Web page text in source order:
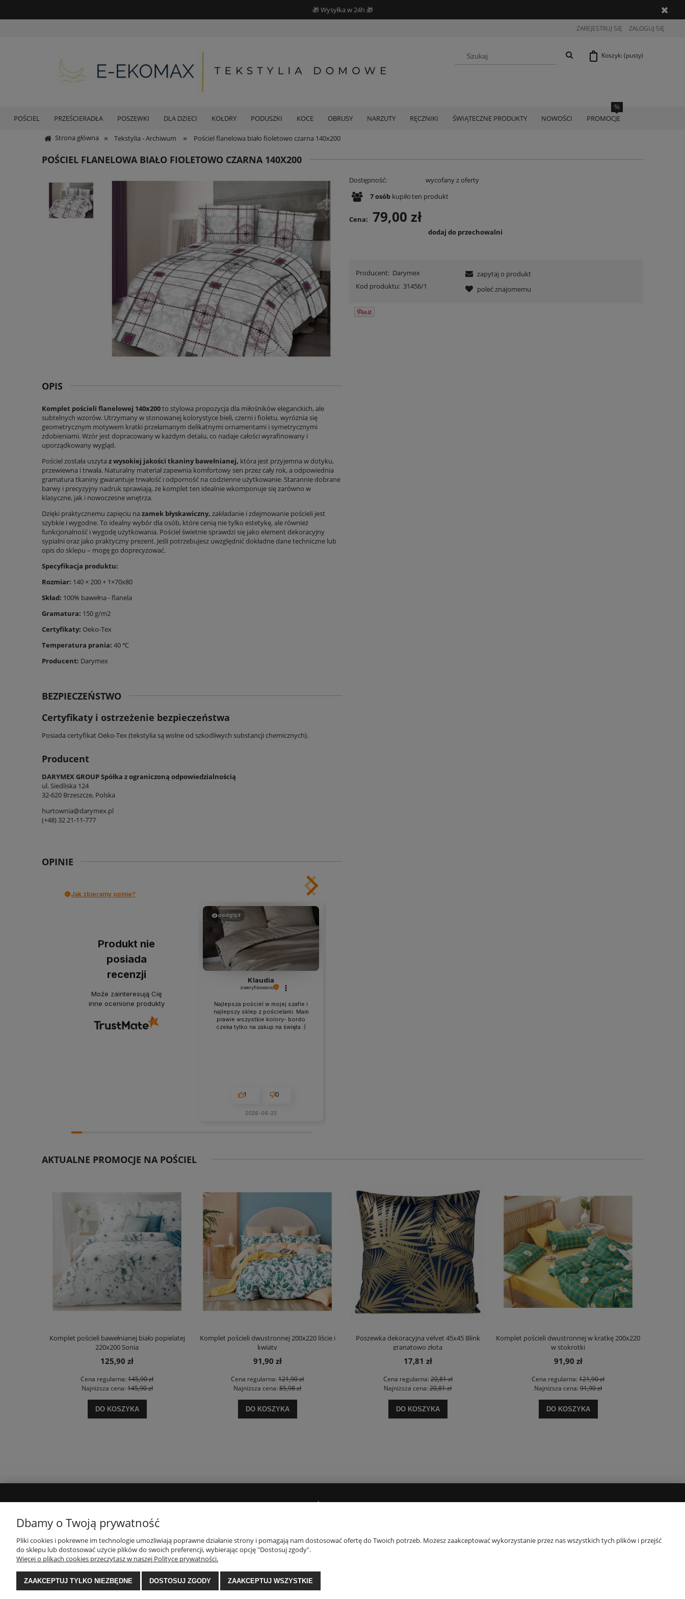
🎁 Wysyłka w 24h 🎁
ZAREJESTRUJ SIĘ ZALOGUJ SIĘ
Koszyk: (pusty)
POŚCIEL PRZEŚCIERADŁA POSZEWKI DLA DZIECI KOŁDRY PODUSZKI KOCE OBRUSY NARZUTY RĘCZNIKI ŚWIĄTECZNE PRODUKTY NOWOŚCI PROMOCJE
Strona główna » Tekstylia - Archiwum » Pościel flanelowa biało fioletowo czarna 140x200
POŚCIEL FLANELOWA BIAŁO FIOLETOWO CZARNA 140X200
Dostępność:
wycofany z oferty
7osóbkupiłoten produkt
Cena: 79,00 zł
dodaj do przechowalni
Producent: Darymex
Kod produktu: 31456/1
zapytaj o produkt
poleć znajomemu
OPIS
Komplet pościeli flanelowej 140x200to stylowa propozycja dla miłośników eleganckich, ale
subtelnych wzorów. Utrzymany w stonowanej kolorystyce bieli, czerni i fioletu, wyróżnia się
geometrycznym motywem kratki przełamanym delikatnymi ornamentami i symetrycznymi
zdobieniami. Wzór jest dopracowany w każdym detalu, co nadaje całości wyrafinowany i
uporządkowany wygląd.
Pościel została uszyta z wysokiej jakości tkaniny bawełnianej, która jest przyjemna w dotyku,
przewiewna i trwała. Naturalny materiał zapewnia komfortowy sen przez cały rok, a odpowiednia
gramatura tkaniny gwarantuje trwałość i odporność na codzienne użytkowanie. Starannie dobrane
barwy i precyzyjny nadruk sprawiają, że komplet ten idealnie wkomponuje się zarówno w
klasyczne, jak i nowoczesne wnętrza.
Dzięki praktycznemu zapięciu na zamek błyskawiczny, zakładanie i zdejmowanie pościeli jest
szybkie i wygodne. To idealny wybór dla osób, które cenią nie tylko estetykę, ale również
funkcjonalność i wygodę użytkowania. Pościel świetnie sprawdzi się jako element dekoracyjny
sypialni oraz jako praktyczny prezent. Jeśli potrzebujesz uwzględnić dokładne dane techniczne lub
opis do sklepu – mogę go doprecyzować.
Specyfikacja produktu:
Rozmiar: 140 × 200 + 1×70x80
Skład: 100% bawełna - flanela
Gramatura: 150 g/m2
Certyfikaty: Oeko-Tex
Temperatura prania: 40 ℃
Producent: Darymex
BEZPIECZEŃSTWO
Certyfikaty i ostrzeżenie bezpieczeństwa
Posiada certyfikat Oeko-Tex (tekstylia są wolne od szkodliwych substancji chemicznych).
Producent
DARYMEX GROUP Spółka z ograniczoną odpowiedzialnością
ul. Siedliska 124
32-620 Brzeszcze, Polska
hurtownia@darymex.pl
(+48) 32 21-11-777
OPINIE
Jak zbieramy opinie?
Produkt nie
posiada
recenzji
Może zainteresują Cię
inne ocenione produkty
podgląd
Klaudia
zweryfikowano
Najlepsza pościel w mojej szafie i
najlepszy sklep z pościelami. Mam
prawie wszystkie kolory- bordo
czeka tylko na zakup na święta :)
1 0
2026-06-23
AKTUALNE PROMOCJE NA POŚCIEL
Komplet pościeli bawełnianej biało popielatej
220x200 Sonia
125,90 zł
Cena regularna: 145,90 zł
Najniższa cena:145,90 zł
DO KOSZYKA
Komplet pościeli dwustronnej 200x220 liście i
kwiaty
91,90 zł
Cena regularna: 121,90 zł
Najniższa cena: 85,98 zł
DO KOSZYKA
Poszewka dekoracyjna velvet 45x45 Blink
granatowo złota
17,81 zł
Cena regularna:20,81 zł
Najniższa cena: 20,81 zł
DO KOSZYKA
Komplet pościeli dwustronnej w kratkę 200x220
w stokrotki
91,90 zł
Cena regularna: 121,90 zł
Najniższa cena: 91,90 zł
DO KOSZYKA
Twoje zamówienia
Ustawienia konta
Polityka prywatności
Regulamin
Zwroty i reklamacje
Dostawy i płatności
Czas realizacji zamówienia
Kontakt i dane firmy
Komplety pościeli
Dbamy o Twoją prywatność
Pliki cookies i pokrewne im technologie umożliwiają poprawne działanie strony i pomagają nam dostosować ofertę do Twoich potrzeb. Możesz zaakceptować wykorzystanie przez nas wszystkich tych plików i przejść
do sklepu lub dostosować użycie plików do swoich preferencji, wybierając opcję "Dostosuj zgody".
Więcej o plikach cookies przeczytasz w naszej Polityce prywatności.
ZAAKCEPTUJ TYLKO NIEZBĘDNE DOSTOSUJ ZGODY ZAAKCEPTUJ WSZYSTKIE